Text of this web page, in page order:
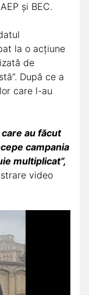
şi BEC.
la o acţiune
de
După ce a
care l-au
au făcut
campania
multiplicat”,
video